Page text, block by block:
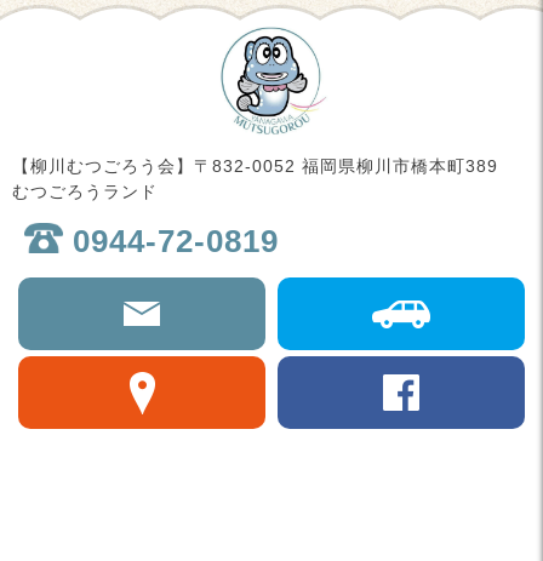
【柳川むつごろう会】〒832-0052 福岡県柳川市橋本町389
むつごろうランド
0944-72-0819